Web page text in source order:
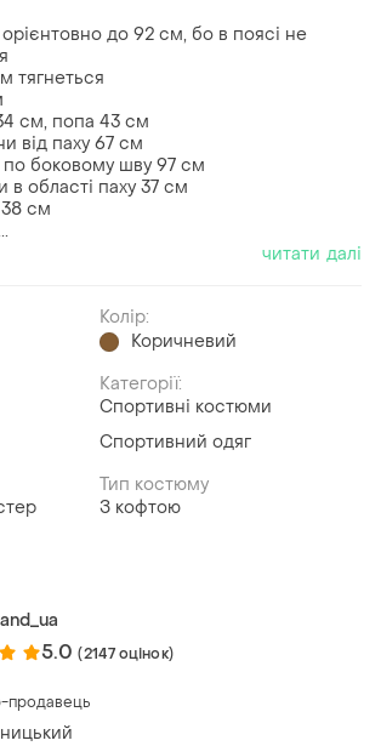
до 92 см, бо в поясі не
тягнеться
см, попа 43 см
від паху 67 см
боковому шву 97 см
області паху 37 см
см
читати далі
Колір:
Коричневий
Категорії:
Спортивні костюми
Спортивний одяг
Тип костюму
З кофтою
5.0 (2147 оцінок)
продавець